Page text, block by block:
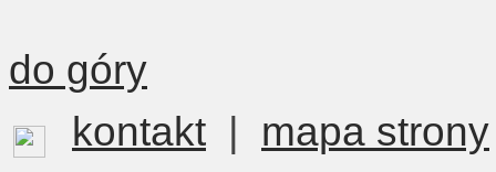
do góry
kontakt
mapa strony